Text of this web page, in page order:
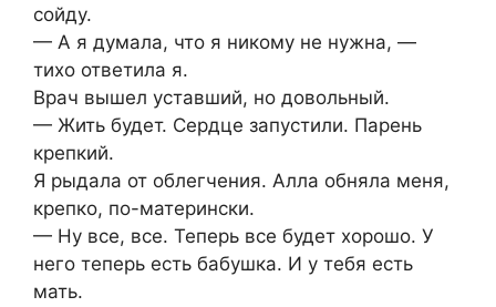
сойду.
— А я думала, что я никому не нужна, —
тихо ответила я.
Врач вышел уставший, но довольный.
— Жить будет. Сердце запустили. Парень
крепкий.
Я рыдала от облегчения. Алла обняла меня,
крепко, по-матерински.
— Ну все, все. Теперь все будет хорошо. У
него теперь есть бабушка. И у тебя есть
мать.